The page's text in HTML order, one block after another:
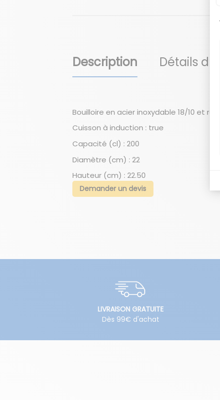
Description Détails
Bouilloire en acier inoxydable 18/10 et
Cuisson à induction : true
Capacité (cl) : 200
Diamètre (cm) : 22
Hauteur (cm) : 22.50
Demander un devis
LIVRAISON GRATUITE
Dès 99€ d'achat